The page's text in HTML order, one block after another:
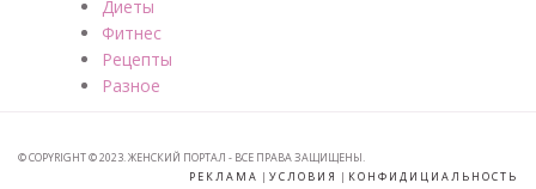
Диеты
Фитнес
Рецепты
Разное
© COPYRIGHT © 2023. ЖЕНСКИЙ ПОРТАЛ - ВСЕ ПРАВА ЗАЩИЩЕНЫ.
РЕКЛАМА | УСЛОВИЯ | КОНФИДИЦИАЛЬНОСТЬ